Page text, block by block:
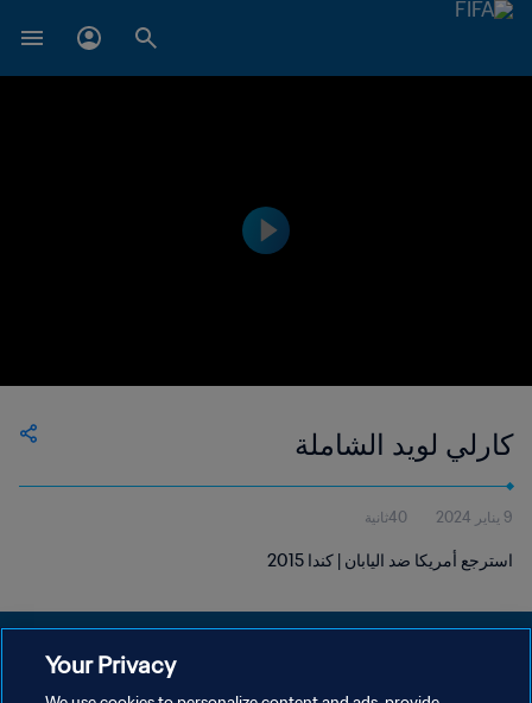
كارلي لويد الشاملة
9 يناير 2024 40ثانية
استرجع أمريكا ضد اليابان | كندا 2015
Your Privacy